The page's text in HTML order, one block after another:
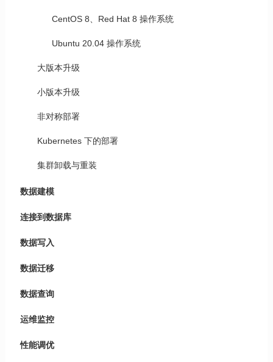
CentOS 8、Red Hat 8 操作系统
Ubuntu 20.04 操作系统
大版本升级
小版本升级
非对称部署
Kubernetes 下的部署
集群卸载与重装
数据建模
连接到数据库
数据写入
数据迁移
数据查询
运维监控
性能调优